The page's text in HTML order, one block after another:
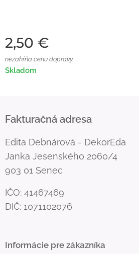
2,50 €
nezahŕňa cenu dopravy
Skladom
Fakturačná adresa
Edita Debnárová - DekorEda
Janka Jesenského 2060/4
903 01 Senec
IČO: 41467469
DIČ: 1071102076
Informácie pre zákazníka